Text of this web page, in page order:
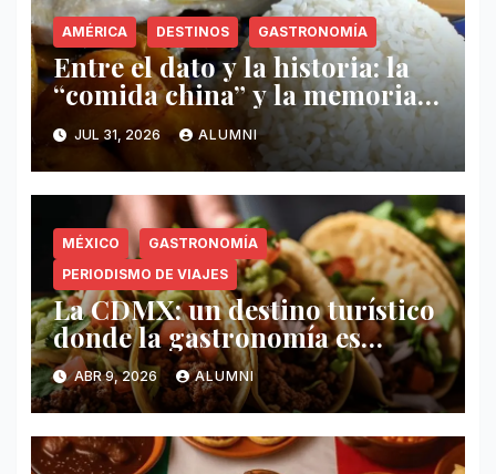
AMÉRICA DESTINOS GASTRONOMÍA
Entre el dato y la historia: la
“comida china” y la memoria
invisible en Puerto Rico
JUL 31, 2026 ALUMNI
MÉXICO
GASTRONOMÍA
PERIODISMO DE VIAJES
La CDMX: un destino turístico
donde la gastronomía es
protagonista
ABR 9, 2026 ALUMNI